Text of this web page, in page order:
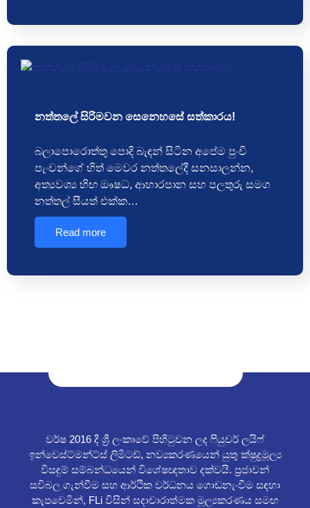
නත්තලේ සිරිමවන සෙනෙහසේ සත්කාරය!
බලාපොරොත්තු පොදි බැඳන් සිටින අපේම පුංචි
පැංචන්ගේ හිත් මෙවර නත්තලේදී සනසාලන්න,
අත්‍යවශ්‍ය හිඟ ඖෂධ, ආහාරපාන සහ පලතුරු සමග
නත්තල් සීයත් එක්ක…
Read more
වර්ෂ 2016 දී ශ්‍රී ලංකාවේ පිහිටුවන ලද ෆියුචර් ලයිෆ්
ඉන්වෙස්ට්මන්ට්ස් ලිමිටඩ්, නව්‍යකරණයෙන් යුතු ක්ෂුද්‍රමූල්‍ය
විසඳුම් සම්බන්ධයෙන් විශේෂඥතාව දක්වයි. ප්‍රජාවන්
සවිබල ගැන්වීම සහ ආර්ථික වර්ධනය ගොඩනැංවීම සඳහා
කැපවෙමින්, FLi විසින් සදාචාරාත්මක මූල්‍යකරණය සමඟ